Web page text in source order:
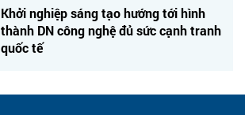
Khởi nghiệp sáng tạo hướng tới hình
thành DN công nghệ đủ sức cạnh tranh
quốc tế